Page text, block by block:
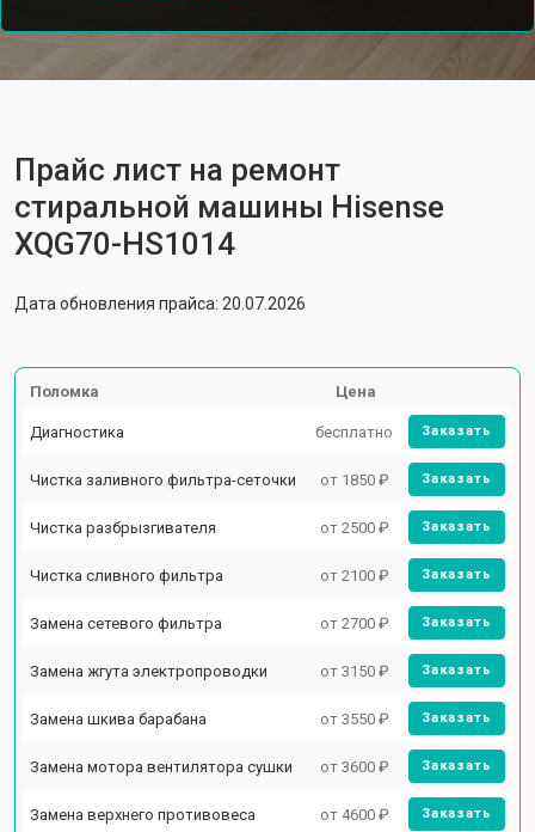
Прайс лист на ремонт
стиральной машины Hisense
XQG70-HS1014
Дата обновления прайса: 20.07.2026
Поломка Цена
Диагностика бесплатно Заказать
Чистка заливного фильтра-сеточки от 1850 ₽ Заказать
Чистка разбрызгивателя от 2500 ₽ Заказать
Чистка сливного фильтра от 2100 ₽ Заказать
Замена сетевого фильтра от 2700 ₽ Заказать
Замена жгута электропроводки от 3150 ₽ Заказать
Замена шкива барабана от 3550 ₽ Заказать
Замена мотора вентилятора сушки от 3600 ₽ Заказать
Замена верхнего противовеса от 4600 ₽ Заказать